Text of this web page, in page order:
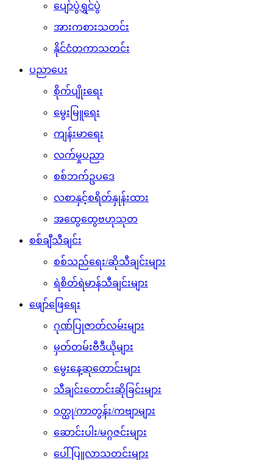
ပျော်ပွဲရွှင်ပွဲ
အားကစားသတင်း
နိုင်ငံတကာသတင်း
ပညာပေး
စိုက်ပျိုးရေး
မွေးမြူရေး
ကျန်းမာရေး
လက်မှုပညာ
စစ်ဘက်ဥပဒေ
လစာနှင့်စရိတ်နှုန်းထား
အထွေထွေဗဟုသုတ
စစ်ချီသီချင်း
စစ်သည်ရေး/ဆိုသီချင်းများ
ရဲစိတ်ရဲမာန်သီချင်းများ
ဖျော်ဖြေရေး
ဂုဏ်ပြုဇာတ်လမ်းများ
မှတ်တမ်းဗီဒီယိုများ
မွေးနေ့ဆုတောင်းများ
သီချင်းတောင်းဆိုခြင်းများ
ဝတ္ထု/ကာတွန်း/ကဗျာများ
ဆောင်းပါး/မဂ္ဂဇင်းများ
ပေါ်ပြူလာသတင်းများ